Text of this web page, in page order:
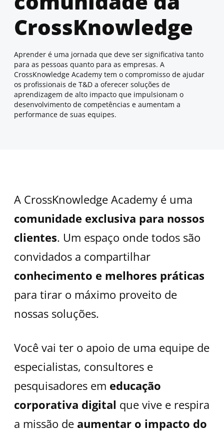
CrossKnowledge
Aprender é uma jornada que deve ser significativa tanto
para as pessoas quanto para as empresas. A
CrossKnowledge Academy tem o compromisso de ajudar
os profissionais de T&D a oferecer soluções de
aprendizagem de alto impacto que impulsionam o
desenvolvimento de competências e aumentam a
performance de suas equipes.
A CrossKnowledge Academy é uma
comunidade exclusiva para nossos
clientes. Um espaço onde todos são
convidados a compartilhar
conhecimento e melhores práticas
para tirar o máximo proveito de
nossas soluções.
Você vai ter o apoio de uma equipe de
especialistas, consultores e
pesquisadores em educação
corporativa digital que vive e respira
a missão de aumentar o impacto do